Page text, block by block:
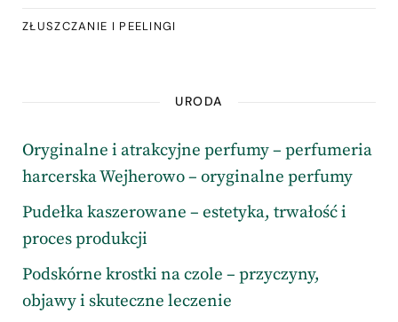
ZŁUSZCZANIE I PEELINGI
URODA
Oryginalne i atrakcyjne perfumy – perfumeria
harcerska Wejherowo – oryginalne perfumy
Pudełka kaszerowane – estetyka, trwałość i
proces produkcji
Podskórne krostki na czole – przyczyny,
objawy i skuteczne leczenie